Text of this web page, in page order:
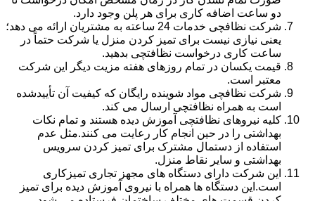
دو ساعت اضافه کاری برای هر پلن وجود دارد.
شرکت نظافچی خدمات 24 ساعته به مشتریان ارائه می دهد؛
یعنی نیازی نیست برای تمیز کردن منزل یا شرکت حتماً در
ساعت کاری درخواست نظافتچی بدهید.
قیمت یکسان در تمام روزهای هفته مزیت دیگر این شرکت
معتبر است.
شرکت نظافچی مواد شوینده رایگان که کیفیت آن تأییدشده
است به همراه نظافتچی ارسال می کند.
کلیه نیروهای نظافتچی آموزش دیده هستند و تمام نکات
بهداشتی را در حین انجام کار رعایت می کنند.مثل عدم
استفاده از دستمال مشترک برای تمیز کردن سرویس
بهداشتی و سایر نقاط منزل.
این شرکت دارای دستگاه های مجهز تجاری تمیزکاری
است.این دستگاه ها همراه با نیروی آموزش دیده برای تمیز